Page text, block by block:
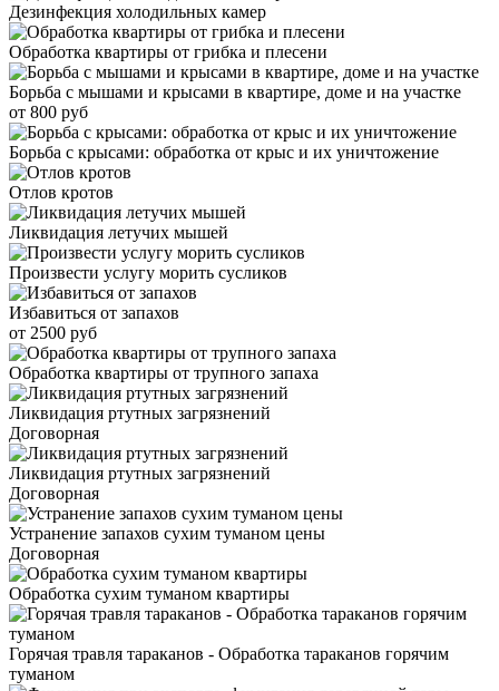
Дезинфекция холодильных камер
Обработка квартиры от грибка и плесени
Борьба с мышами и крысами в квартире, доме и на участке
от 800 руб
Борьба с крысами: обработка от крыс и их уничтожение
Отлов кротов
Ликвидация летучих мышей
Произвести услугу морить сусликов
Избавиться от запахов
от 2500 руб
Обработка квартиры от трупного запаха
Ликвидация ртутных загрязнений
Договорная
Ликвидация ртутных загрязнений
Договорная
Устранение запахов сухим туманом цены
Договорная
Обработка сухим туманом квартиры
Горячая травля тараканов - Обработка тараканов горячим
туманом